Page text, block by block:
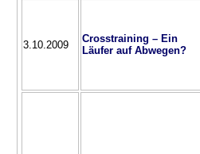
3.10.2009
Crosstraining – Ein
Läufer auf Abwegen?